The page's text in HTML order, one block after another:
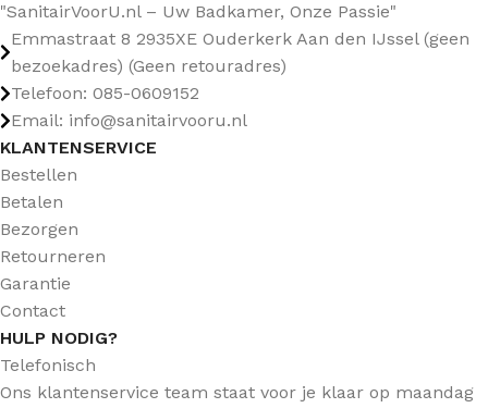
"SanitairVoorU.nl – Uw Badkamer, Onze Passie"
Emmastraat 8 2935XE Ouderkerk Aan den IJssel (geen
bezoekadres) (Geen retouradres)
Telefoon: 085-0609152
Email: info@sanitairvooru.nl
KLANTENSERVICE
Bestellen
Betalen
Bezorgen
Retourneren
Garantie
Contact
HULP NODIG?
Telefonisch
Ons klantenservice team staat voor je klaar op maandag